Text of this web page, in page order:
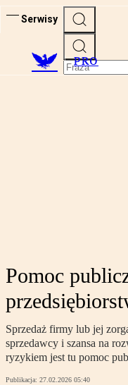
Serwisy
PRO
Pomoc
Sprzedaż firmy lub jej
sprzedawcy i szansa na
ryzykiem jest tu pomoc
Publikacja: 27.02.2026 05:40